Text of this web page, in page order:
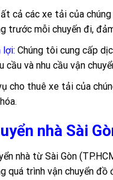
cả các xe tải của
trước mỗi chuyến đi,
lợi: Chúng tôi cung cấp
cầu và nhu cầu vận
cho thuê xe tải của
nhà Sài
nhà từ Sài Gòn
quá trình vận chuyển